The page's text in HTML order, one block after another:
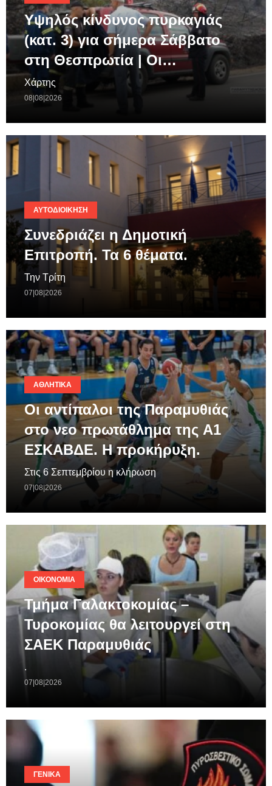
Υψηλός κίνδυνος πυρκαγιάς
(κατ. 3) για σήμερα Σάββατο
στη Θεσπρωτία | Οι…
Χάρτης
08|08|2026
ΑΥΤΟΔΙΟΊΚΗΣΗ
Συνεδριάζει η Δημοτική
Επιτροπή. Τα 6 θέματα.
Την Τρίτη
07|08|2026
ΑΘΛΗΤΙΚΆ
Οι αντίπαλοι της Παραμυθιάς
στο νεο πρωτάθλημα της A1
ΕΣΚΑΒΔΕ. Η προκήρυξη.
Στις 6 Σεπτεμβρίου η κλήρωση
07|08|2026
ΟΙΚΟΝΟΜΊΑ
Τμήμα Γαλακτοκομίας –
Τυροκομίας θα λειτουργεί στη
ΣΑΕΚ Παραμυθιάς
.
07|08|2026
ΓΕΝΙΚΆ